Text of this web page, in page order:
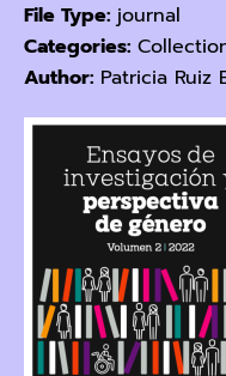
File Type: journal
Categories:
Author: Patricia Ruiz